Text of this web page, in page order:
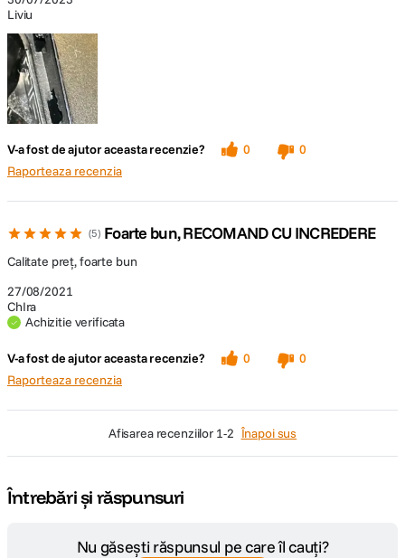
Liviu
V-a fost de ajutor aceasta recenzie? 0
0
Raporteaza recenzia
5 Foarte bun, RECOMAND CU INCREDERE
27/08/2021
ChIra
Achizitie verificata
Calitate preț, foarte bun
V-a fost de ajutor aceasta recenzie? 0
0
Raporteaza recenzia
afisarea recenziilor 1-2 Înapoi sus
Întrebări și răspunsuri
Nu găsești răspunsul pe care îl cauți?